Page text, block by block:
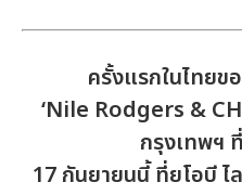
ครั้งแรกในไทย
‘Nile Rodgers &
กรุงเทพฯ
17 กันยายนนี้ ที่ยูโอบี